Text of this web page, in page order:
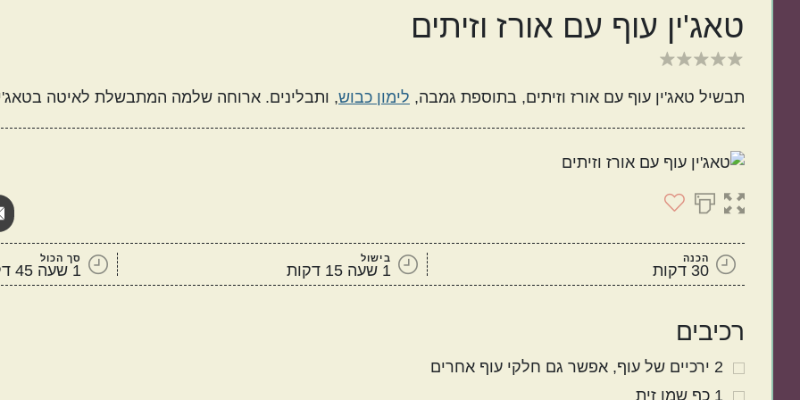
טאג'ין עוף עם אורז וזיתים
תבשיל טאג'ין עוף עם אורז וזיתים, בתוספת גמבה, לימון כבוש, ותבלינים. ארוחה שלמה המתבשלת לאיטה
הכנה
30 דקות
בישול
1 שעה 15 דקות
סך הכול
1 שעה 45 דקות
רכיבים
2 ירכיים של עוף אפשר גם חלקי עוף אחרים
1 כף שמן זית
מטבח עולמי
ישראלי
קטגוריות נוספות